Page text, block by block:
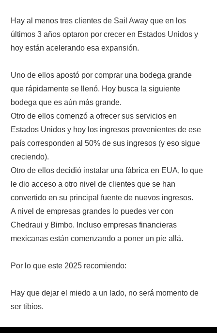
Hay al menos tres clientes de Sail Away que en los
últimos 3 años optaron por crecer en Estados Unidos y
hoy están acelerando esa expansión.
Uno de ellos apostó por comprar una bodega grande
que rápidamente se llenó. Hoy busca la siguiente
bodega que es aún más grande.
Otro de ellos comenzó a ofrecer sus servicios en
Estados Unidos y hoy los ingresos provenientes de ese
país corresponden al 50% de sus ingresos (y eso sigue
creciendo).
Otro de ellos decidió instalar una fábrica en EUA, lo que
le dio acceso a otro nivel de clientes que se han
convertido en su principal fuente de nuevos ingresos.
A nivel de empresas grandes lo puedes ver con
Chedraui y Bimbo. Incluso empresas financieras
mexicanas están comenzando a poner un pie allá.
Por lo que este 2025 recomiendo:
Hay que dejar el miedo a un lado, no será momento de
ser tibios.